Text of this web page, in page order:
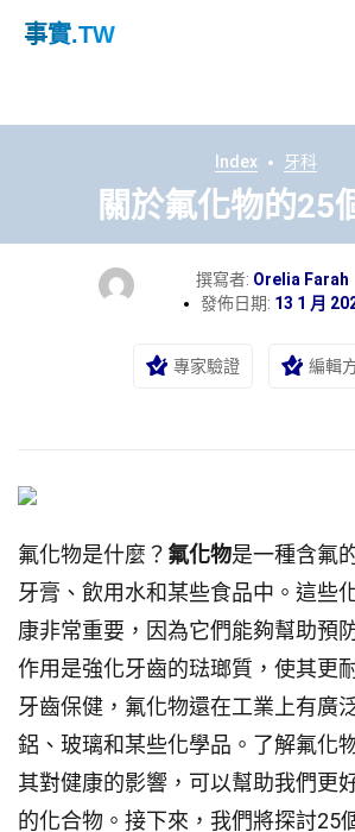
事實.TW
Index 牙科
關於氟化物的25
撰寫者: Orelia Farah
發佈日期: 13 1 月
專家驗證 編輯
氟化物是什麼？ 氟化物是一種含氟
牙膏、飲用水和某些食品中。這些
康非常重要，因為它們能夠幫助預
作用是強化牙齒的琺瑯質，使其更
牙齒保健，氟化物還在工業上有廣
鋁、玻璃和某些化學品。了解氟化
其對健康的影響，可以幫助我們更
的化合物。接下來，我們將探討25